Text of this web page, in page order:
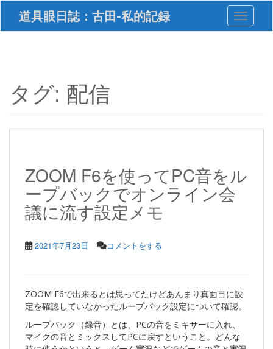
i
道具眼日誌：古田-私的記録 Toggle
タグ: 配信
ZOOM F6を使ってPC音をル
ープバックでオンライン会
議に流す設定メモ
2021年7月23日 コメントをする
ZOOM F6で出来るとは思ってたけどあんまり真面目に設
定を確認していなかったループバック設定について確認。
ループバック（録音）とは、PCの音をミキサーに入れ、
マイクの音とミックスしてPCに戻すということ。どんな